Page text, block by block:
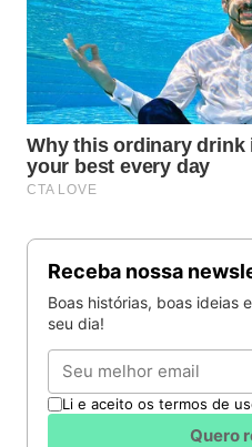
Receba nossa
Boas histórias, boas ideias
seu dia!
Email
Li e aceito os termos de
Quero